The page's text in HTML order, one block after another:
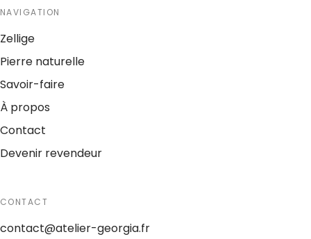
NAVIGATION
Zellige
Pierre naturelle
Savoir-faire
À propos
Contact
Devenir revendeur
CONTACT
contact@atelier-georgia.fr